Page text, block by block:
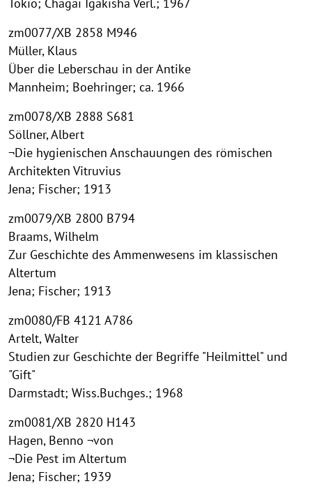
Tokio; Chagai Igakisha Verl.; 1967
zm0077/XB 2858 M946
Müller, Klaus
Über die Leberschau in der Antike
Mannheim; Boehringer; ca. 1966
zm0078/XB 2888 S681
Söllner, Albert
¬Die hygienischen Anschauungen des römischen
Architekten Vitruvius
Jena; Fischer; 1913
zm0079/XB 2800 B794
Braams, Wilhelm
Zur Geschichte des Ammenwesens im klassischen
Altertum
Jena; Fischer; 1913
zm0080/FB 4121 A786
Artelt, Walter
Studien zur Geschichte der Begriffe "Heilmittel" und
"Gift"
Darmstadt; Wiss.Buchges.; 1968
zm0081/XB 2820 H143
Hagen, Benno ¬von
¬Die Pest im Altertum
Jena; Fischer; 1939